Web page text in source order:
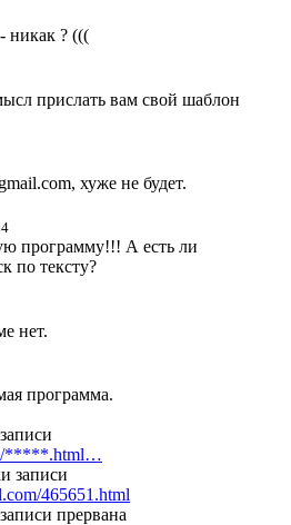
никак ? (((
прислать вам свой шаблон
хуже не будет.
программу!!! А есть ли
по тексту?
нет.
программа.
*****.html…
записи
465651.html
прервана